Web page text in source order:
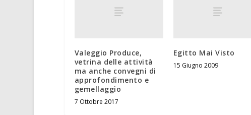
Valeggio Produce,
vetrina delle attività
ma anche convegni di
approfondimento e
gemellaggio
7 Ottobre 2017
Egitto Mai Visto
15 Giugno 2009